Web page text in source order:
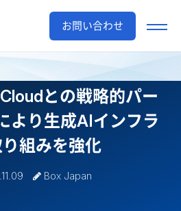
お問い合わせ
との戦略的パー
より生成AIインフラ
組みを強化
Box Japan